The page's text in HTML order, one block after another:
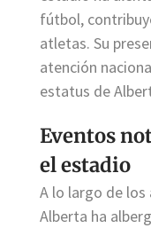
fútbol,
atletas. Su
atención
estatus de
Eventos
el estadio
A lo largo de
Alberta ha